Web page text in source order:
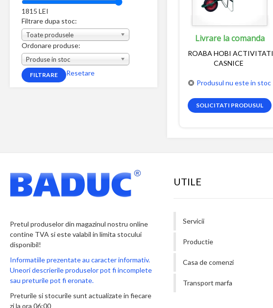
1815 LEI
Filtrare dupa stoc:
Toate produsele
Ordonare produse:
Produse in stoc
Resetare
Livrare la comanda
ROABA HOBI ACTIVITATI
CASNICE
Produsul nu este in stoc
SOLICITATI PRODUSUL
Pretul produselor din magazinul nostru online
contine TVA si este valabil in limita stocului
disponibil!
Informatiile prezentate au caracter informativ.
Uneori descrierile produselor pot fi incomplete
sau preturile pot fi eronate.
Preturile si stocurile sunt actualizate in fiecare
zi la ora 06:00
UTILE
Servicii
Productie
Casa de comenzi
Transport marfa